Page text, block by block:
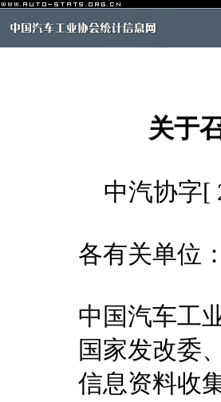
关于
中汽协字[
各有关单位：
中国汽车工
国家发改委
信息资料收